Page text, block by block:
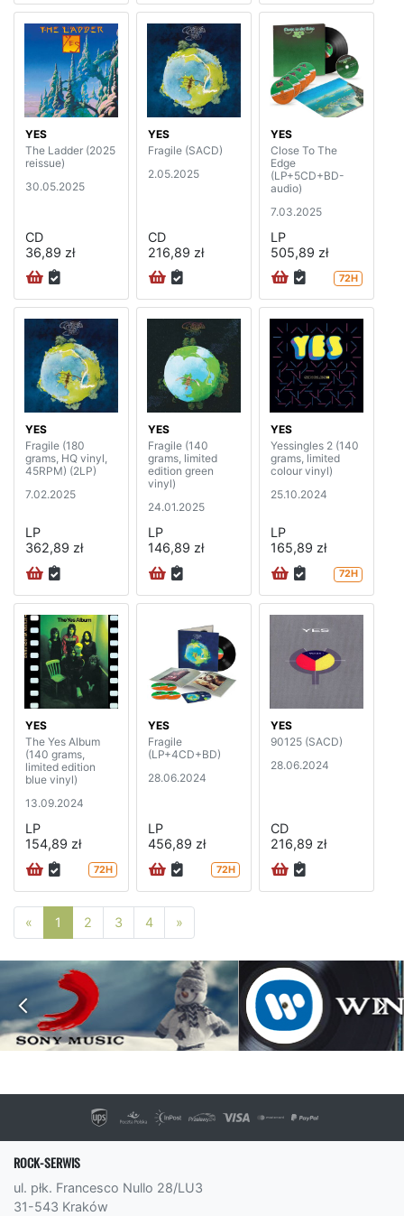
YES
The Ladder (2025
reissue)
30.05.2025
CD
36,89 zł
YES
Fragile (SACD)
2.05.2025
CD
216,89 zł
YES
Close To The
Edge
(LP+5CD+BD-
audio)
7.03.2025
LP
505,89 zł
72H
YES
Fragile (180
grams, HQ vinyl,
45RPM) (2LP)
7.02.2025
LP
362,89 zł
YES
Fragile (140
grams, limited
edition green
vinyl)
24.01.2025
LP
146,89 zł
YES
Yessingles 2 (140
grams, limited
colour vinyl)
25.10.2024
LP
165,89 zł
72H
YES
The Yes Album
(140 grams,
limited edition
blue vinyl)
13.09.2024
LP
154,89 zł
72H
YES
Fragile
(LP+4CD+BD)
28.06.2024
LP
456,89 zł
72H
YES
90125 (SACD)
28.06.2024
CD
216,89 zł
« Poprzednia strona
1 2 3 4 »
ROCK-SERWIS
ul. płk. Francesco Nullo 28/LU3
31-543 Kraków